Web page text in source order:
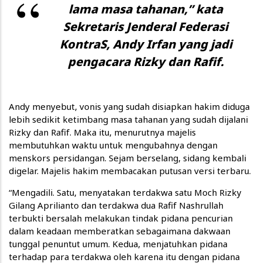
lama masa tahanan,” kata
Sekretaris Jenderal Federasi
KontraS, Andy Irfan yang jadi
pengacara Rizky dan Rafif.
Andy menyebut, vonis yang sudah disiapkan hakim diduga
lebih sedikit ketimbang masa tahanan yang sudah dijalani
Rizky dan Rafif. Maka itu, menurutnya majelis
membutuhkan waktu untuk mengubahnya dengan
menskors persidangan. Sejam berselang, sidang kembali
digelar. Majelis hakim membacakan putusan versi terbaru.
“Mengadili. Satu, menyatakan terdakwa satu Moch Rizky
Gilang Aprilianto dan terdakwa dua Rafif Nashrullah
terbukti bersalah melakukan tindak pidana pencurian
dalam keadaan memberatkan sebagaimana dakwaan
tunggal penuntut umum. Kedua, menjatuhkan pidana
terhadap para terdakwa oleh karena itu dengan pidana